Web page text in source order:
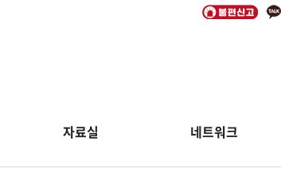
자료실 네트워크